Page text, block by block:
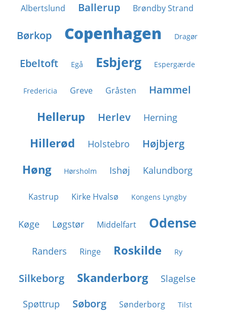
Albertslund Ballerup Brøndby Strand
Børkop Copenhagen Dragør
Ebeltoft Egå Esbjerg Espergærde
Fredericia Greve Gråsten Hammel
Hellerup Herlev Herning
Hillerød Holstebro Højbjerg
Høng Hørsholm Ishøj Kalundborg
Kastrup Kirke Hvalsø Kongens Lyngby
Køge Løgstør Middelfart Odense
Randers Ringe Roskilde Ry
Silkeborg Skanderborg Slagelse
Spøttrup Søborg Sønderborg Tilst